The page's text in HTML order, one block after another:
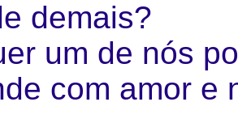
demais?
um de nós
com amor e